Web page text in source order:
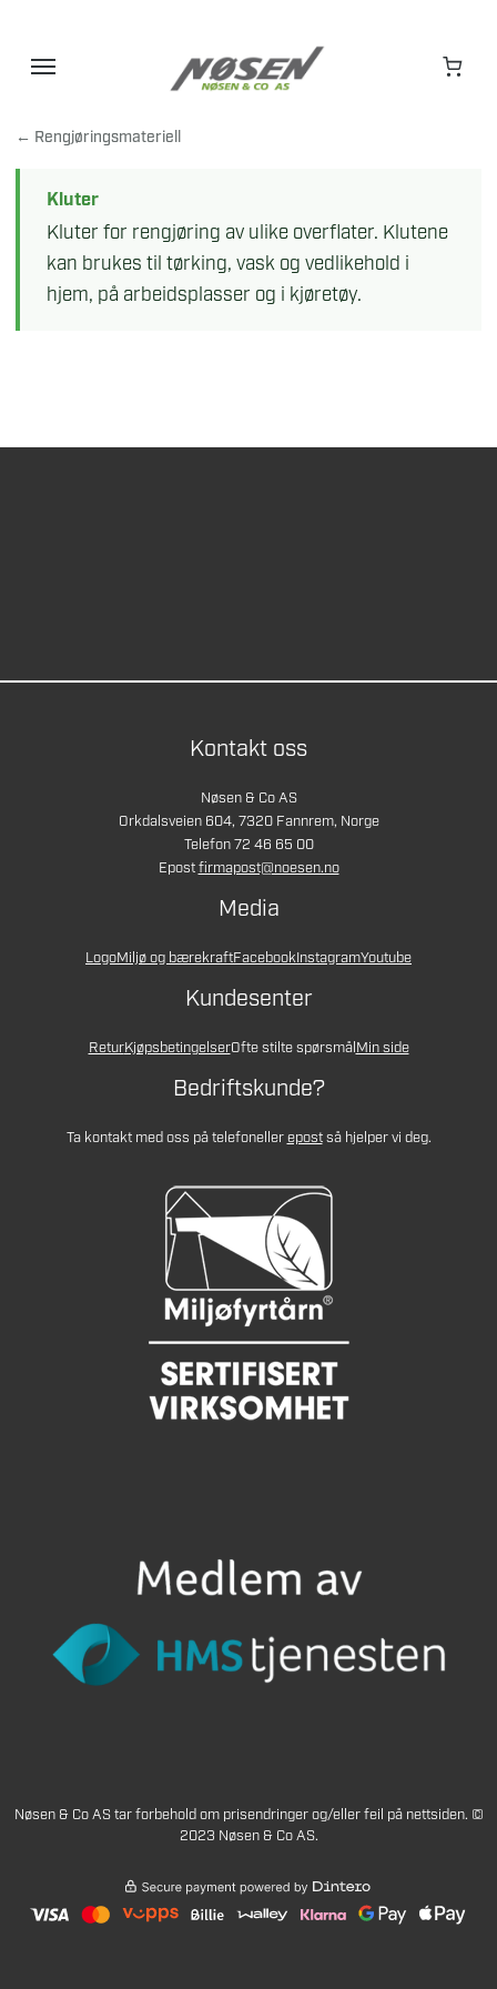
← Rengjøringsmateriell
Kluter
Kluter for rengjøring av ulike overflater. Klutene
kan brukes til tørking, vask og vedlikehold i
hjem, på arbeidsplasser og i kjøretøy.
Kontakt oss
Nøsen & Co AS
Orkdalsveien 604, 7320 Fannrem, Norge
Telefon 72 46 65 00
Epostfirmapost@noesen.no
Media
LogoMiljø og bærekraftFacebookInstagramYoutube
Kundesenter
ReturKjøpsbetingelserOfte stilte spørsmålMin side
Bedriftskunde?
Ta kontakt med oss på telefonellerepostså hjelper vi deg.
Nøsen & Co AS tar forbehold om prisendringer og/eller feil på nettsiden. ©
2023 Nøsen & Co AS.